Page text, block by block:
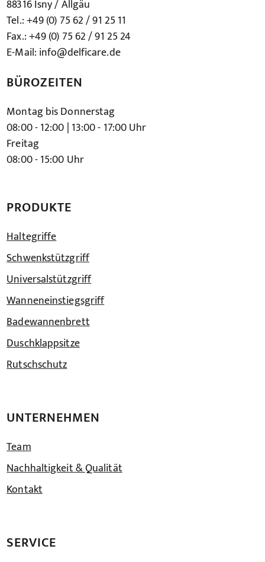
88316 Isny / Allgäu
Tel.: +49 (0) 75 62 / 91 25 11
Fax.: +49 (0) 75 62 / 91 25 24
E-Mail: info@delficare.de
BÜROZEITEN
Montag bis Donnerstag
08:00 - 12:00 | 13:00 - 17:00 Uhr
Freitag
08:00 - 15:00 Uhr
PRODUKTE
Haltegriffe
Schwenkstützgriff
Universalstützgriff
Wanneneinstiegsgriff
Badewannenbrett
Duschklappsitze
Rutschschutz
UNTERNEHMEN
Team
Nachhaltigkeit & Qualität
Kontakt
SERVICE